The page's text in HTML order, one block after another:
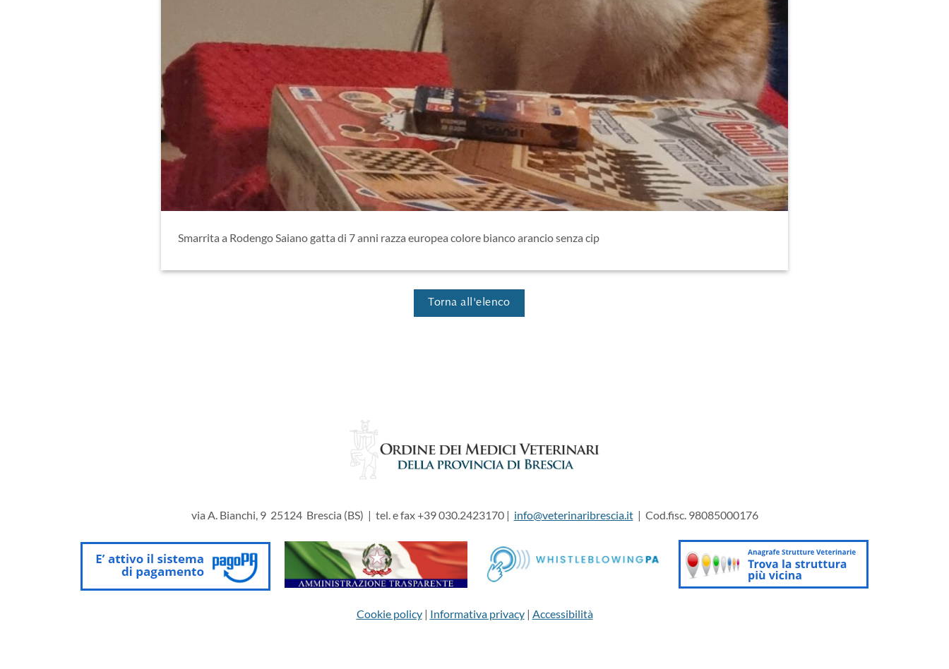
Smarrita a Rodengo Saiano gatta di 7 anni razza europea colore bianco arancio senza cip
Torna all'elenco
via A. Bianchi, 9 25124 Brescia (BS) | tel. e fax +39 030.2423170 | info@veterinaribrescia.it| Cod.fisc. 98085000176
Cookie policy| Informativa privacy| Accessibilità